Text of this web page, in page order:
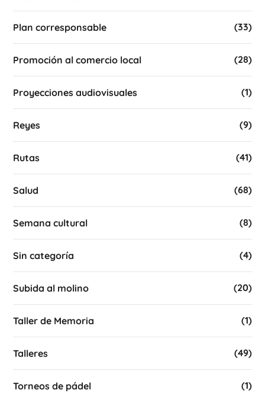
Plan corresponsable (33)
Promoción al comercio local (28)
Proyecciones audiovisuales (1)
Reyes (9)
Rutas (41)
Salud (68)
Semana cultural (8)
Sin categoría (4)
Subida al molino (20)
Taller de Memoria (1)
Talleres (49)
Torneos de pádel (1)